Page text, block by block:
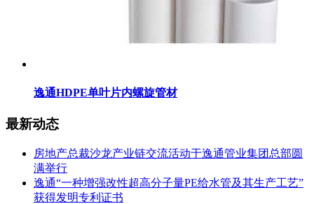
逸通HDPE单叶片内螺旋管材
最新动态
房地产总裁沙龙产业链交流活动于逸通管业集团总部圆
满举行
逸通“一种增强改性超高分子量PE给水管及其生产工艺”
获得发明专利证书